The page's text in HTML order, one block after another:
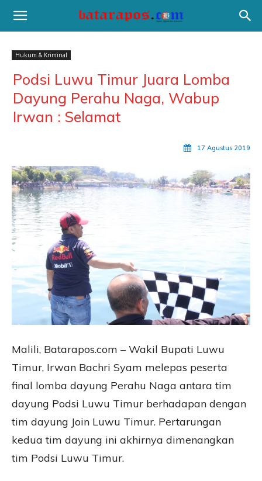
Hukum & Kriminal
Podsi Luwu Timur Juara Lomba
Dayung Perahu Naga, Wabup
Irwan : Selamat
17 Agustus 2019
Malili, Batarapos.com – Wakil Bupati Luwu
Timur, Irwan Bachri Syam melepas peserta
final lomba dayung Perahu Naga antara tim
dayung Podsi Luwu Timur berhadapan dengan
tim dayung Join Luwu Timur. Pertarungan
kedua tim dayung ini akhirnya dimenangkan
tim Podsi Luwu Timur.